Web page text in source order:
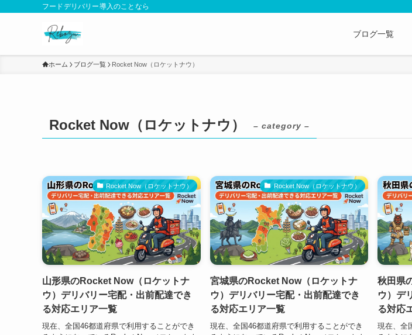
フードデリバリー導入のことなら
ブログ一覧
ホーム ブログ一覧 Rocket Now（ロケットナウ）
Rocket Now（ロケットナウ） – category –
Rocket Now（ロケットナウ）
山形県のRocket Now（ロケットナ
ウ）デリバリー宅配・出前配達でき
る対応エリア一覧
現在、全国46都道府県で利用することができ
Rocket Now（ロケットナウ）
宮城県のRocket Now（ロケットナ
ウ）デリバリー宅配・出前配達でき
る対応エリア一覧
現在、全国46都道府県で利用することができ
秋田県
ウ）デ
る対応
現在、全